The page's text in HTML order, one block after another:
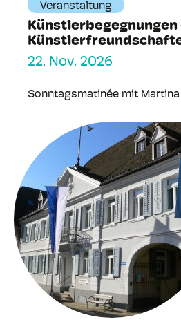
Veranstaltung
Künstlerbegegnungen
22. Nov. 2026
Sonntagsmatinée mit